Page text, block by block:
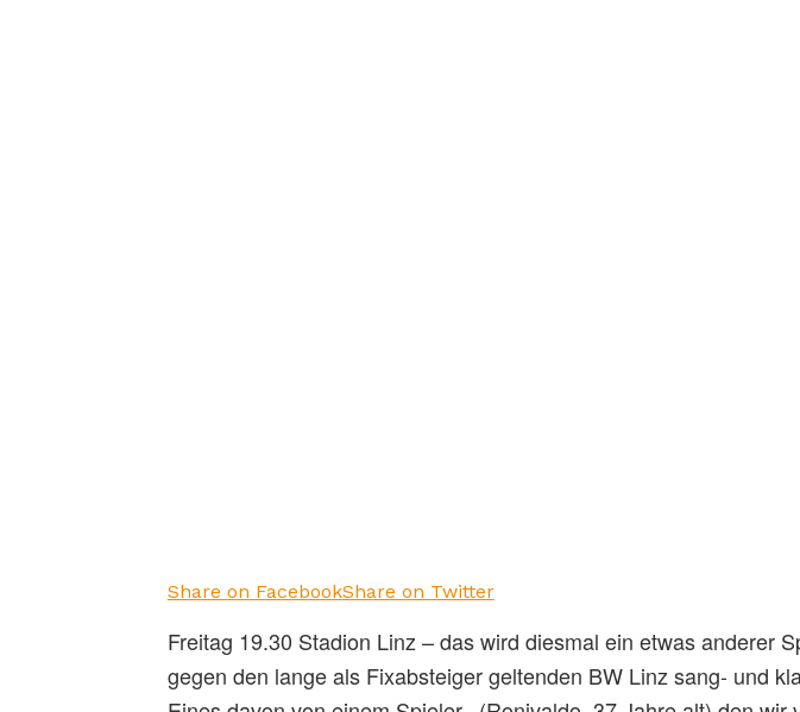
Share on FacebookShare on Twitter
Freitag 19.30 Stadion Linz – das wird diesmal ein etwas anderer
gegen den lange als Fixabsteiger geltenden BW Linz sang- und